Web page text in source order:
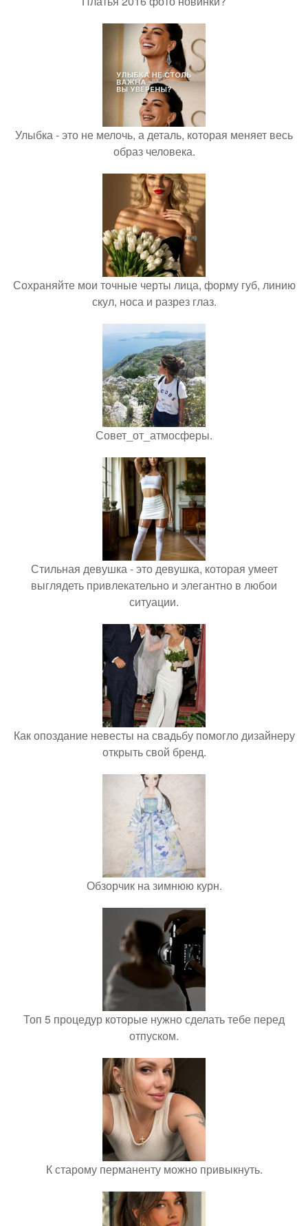
Улыбка - это не мелочь, а деталь, которая меняет весь
образ человека.
Сохраняйте мои точные черты лица, форму губ, линию
скул, носа и разрез глаз.
Совет_от_атмосферы.
Стильная девушка - это девушка, которая умеет
выглядеть привлекательно и элегантно в любои
ситуации.
Как опоздание невесты на свадьбу помогло дизайнеру
открыть свой бренд.
Обзорчик на зимнюю курн.
Топ 5 процедур которые нужно сделать тебе перед
отпуском.
К старому перманенту можно привыкнуть.